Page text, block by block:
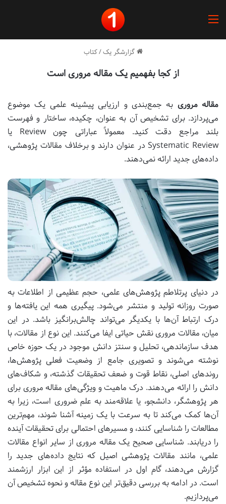
گزارشگر یک/کتاب
از کجا بفهمیم یک مقاله مروری است
مقاله مروری به جمع‌بندی و ارزیابی پیشینه علمی یک موضوع
می‌پردازد. برای تشخیص آن به عنوان، چکیده، ساختار و فهرست
بلند مراجع دقت کنید. معمولاً عباراتی چون Review یا
Systematic Review در عنوان دارند و برخلاف مقالات پژوهشی،
داده‌های جدید ارائه نمی‌دهند.
در دنیای پرتلاطم پژوهش‌های علمی، حجم عظیمی از اطلاعات به
صورت روزانه تولید و منتشر می‌شود. پیگیری همه این یافته‌ها و
درک ارتباط آن‌ها با یکدیگر می‌تواند چالش‌برانگیز باشد. در این
میان، مقالات مروری نقش حیاتی ایفا می‌کنند. این نوع از مقالات، با
هدف سازماندهی، تحلیل و سنتز دانش موجود در یک حوزه خاص
نوشته می‌شوند و تصویری جامع از وضعیت فعلی پژوهش‌ها،
روندهای اصلی، نقاط قوت و ضعف تحقیقات گذشته، و شکاف‌های
دانش را ارائه می‌دهند. درک ماهیت و ویژگی‌های مقاله مروری برای
هر پژوهشگر، دانشجو، یا علاقه‌مند به علم ضروری است، زیرا به
آن‌ها کمک می‌کند تا به سرعت با یک زمینه آشنا شوند، مهم‌ترین
مطالعات را شناسایی کنند، و مسیرهای احتمالی برای تحقیقات آینده
را دریابند. شناسایی صحیح یک مقاله مروری از سایر انواع مقالات
علمی، مانند مقالات پژوهشی اصیل که نتایج داده‌های جدید را
گزارش می‌دهند، گام اول در استفاده مؤثر از این ابزار ارزشمند
است. در ادامه به بررسی دقیق‌تر این نوع مقاله و نحوه تشخیص آن
می‌پردازیم.